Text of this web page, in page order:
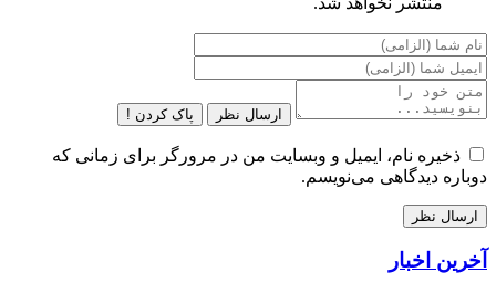
ارسال نظر پاک کردن !
ذخیره نام، ایمیل و وبسایت من در مرورگر برای زمانی که
دوباره دیدگاهی می‌نویسم.
آخرین اخبار